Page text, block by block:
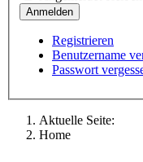
Registrieren
Benutzername
Passwort
Aktuelle Seite:
Home